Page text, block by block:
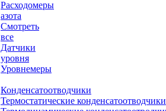
Расходомеры
азота
Смотреть
все
Датчики
уровня
Уровнемеры
Конденсатоотводчики
Термостатические конденсатоотводчики